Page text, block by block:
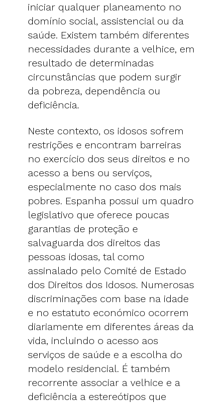
iniciar qualquer planeamento no
domínio social, assistencial ou da
saúde. Existem também diferentes
necessidades durante a velhice, em
resultado de determinadas
circunstâncias que podem surgir
da pobreza, dependência ou
deficiência.
Neste contexto, os idosos sofrem
restrições e encontram barreiras
no exercício dos seus direitos e no
acesso a bens ou serviços,
especialmente no caso dos mais
pobres. Espanha possui um quadro
legislativo que oferece poucas
garantias de proteção e
salvaguarda dos direitos das
pessoas idosas, tal como
assinalado pelo Comité de Estado
dos Direitos dos Idosos. Numerosas
discriminações com base na idade
e no estatuto económico ocorrem
diariamente em diferentes áreas da
vida, incluindo o acesso aos
serviços de saúde e a escolha do
modelo residencial. É também
recorrente associar a velhice e a
deficiência a estereótipos que